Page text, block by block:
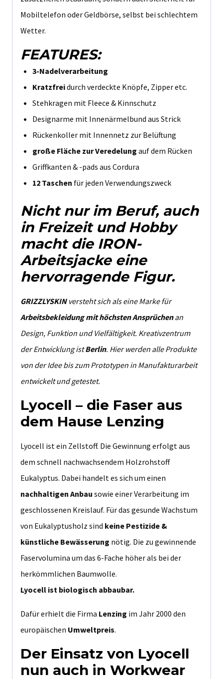
Mobiltelefon oder Geldbörse, selbst bei schlechtem
Wetter.
FEATURES:
3-Nadelverarbeitung
Kratzfreidurch verdeckte Knöpfe, Zipper etc.
Stehkragen mit Fleece & Kinnschutz
Designarme mit Innenärmelbund aus Strick
Rückenkoller mit Innennetz zur Belüftung
große Fläche zur Veredelung auf dem Rücken
Griffkanten & -pads aus Cordura
12 Taschen für jeden Verwendungszweck
Nicht nur im Beruf, auch
in Freizeit und Hobby
macht die IRON-
Arbeitsjacke eine
hervorragende Figur.
GRIZZLYSKINversteht sich als eine Marke für
Arbeitsbekleidung mit höchsten Ansprüchenan
Design, Funktion und Vielfältigkeit. Kreativzentrum
der Entwicklung istBerlin. Hier werden alle Produkte
von der Idee bis zum Prototypen in Manufakturarbeit
entwickelt und getestet.
Lyocell – die Faser aus
dem Hause Lenzing
Lyocell ist ein Zellstoff. Die Gewinnung erfolgt aus
dem schnell nachwachsendem Holzrohstoff
Eukalyptus. Dabei handelt es sich um einen
nachhaltigen Anbau sowie einer Verarbeitung im
geschlossenen Kreislauf. Für das gesunde Wachstum
von Eukalyptusholz sind keine Pestizide &
künstliche Bewässerung nötig. Die zu gewinnende
Faservolumina um das 6-Fache höher als bei der
herkömmlichen Baumwolle.
Lyocell ist biologisch abbaubar.
Dafür erhielt die Firma Lenzing im Jahr 2000 den
europäischen Umweltpreis.
Der Einsatz von Lyocell
nun auch in Workwear